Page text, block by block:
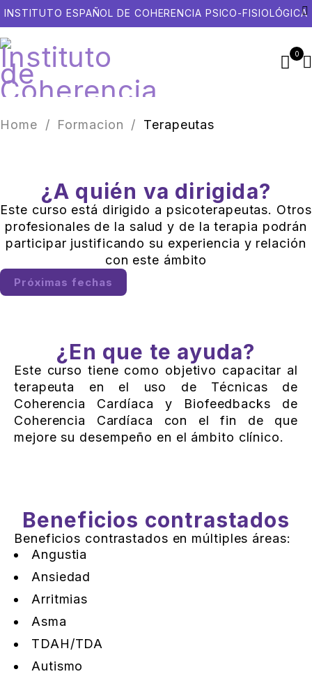
INSTITUTO ESPAÑOL DE COHERENCIA PSICO-FISIOLÓGICA
0
Home / Formacion / Terapeutas
¿A quién va dirigida?
Este curso está dirigido a psicoterapeutas. Otros
profesionales de la salud y de la terapia podrán
participar justificando su experiencia y relación
con este ámbito
Próximas fechas
¿En que te ayuda?
Este curso tiene como objetivo capacitar al
terapeuta en el uso de Técnicas de
Coherencia Cardíaca y Biofeedbacks de
Coherencia Cardíaca con el fin de que
mejore su desempeño en el ámbito clínico.
Beneficios contrastados
Beneficios contrastados en múltiples áreas:
Angustia
Ansiedad
Arritmias
Asma
TDAH/TDA
Autismo